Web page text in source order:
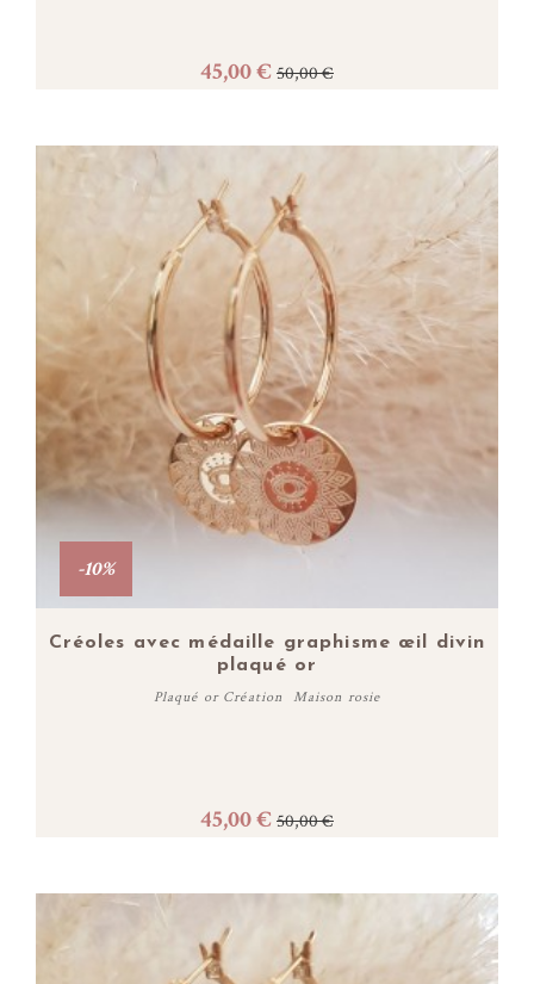
Acheter
45,00 € 50,00 €
Acheter
-10%
Créoles avec médaille graphisme œil divin
plaqué or
Plaqué or Création Maison rosie
45,00 € 50,00 €